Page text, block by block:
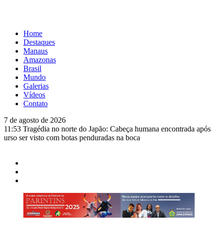
Home
Destaques
Manaus
Amazonas
Brasil
Mundo
Galerias
Vídeos
Contato
7 de agosto de 2026
11:53 Tragédia no norte do Japão: Cabeça humana encontrada após
urso ser visto com botas penduradas na boca
esquartejada em Manaus; relembre os fatos
11:39
Vídeo: “Sofá voador” aparece nos céus após tempestade na
Turquia